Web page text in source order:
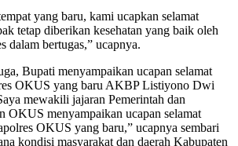
yang baru, kami ucapkan selamat
tetap diberikan kesehatan yang baik oleh
dalam bertugas,” ucapnya.
Bupati menyampaikan ucapan selamat
OKUS yang baru AKBP Listiyono Dwi
mewakili jajaran Pemerintah dan
OKUS menyampaikan ucapan selamat
OKUS yang baru,” ucapnya sembari
kondisi masyarakat dan daerah Kabupaten